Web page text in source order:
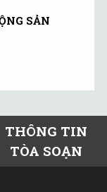
SẢN
THÔNG TIN
TÒA SOẠN